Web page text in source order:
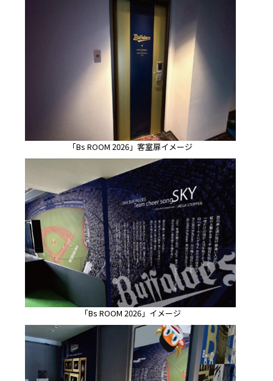
「Bs ROOM 2026」客室扉イメージ
「Bs ROOM 2026」イメージ